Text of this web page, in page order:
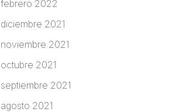
febrero 2022
diciembre 2021
noviembre 2021
octubre 2021
septiembre 2021
agosto 2021